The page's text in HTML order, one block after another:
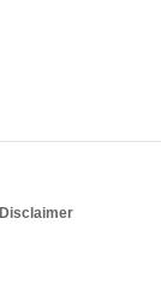
Disclaimer